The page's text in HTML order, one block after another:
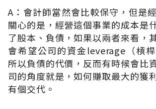
A：會計師當然會比較保守，但是
關心的是，經營這個事業的成本是
了股本、負債，如果以兩者來看，
會希望公司的資金leverage（槓桿
所以負債的代價，反而有時候會比
司的角度就是，如何賺取最大的獲
有個交代。